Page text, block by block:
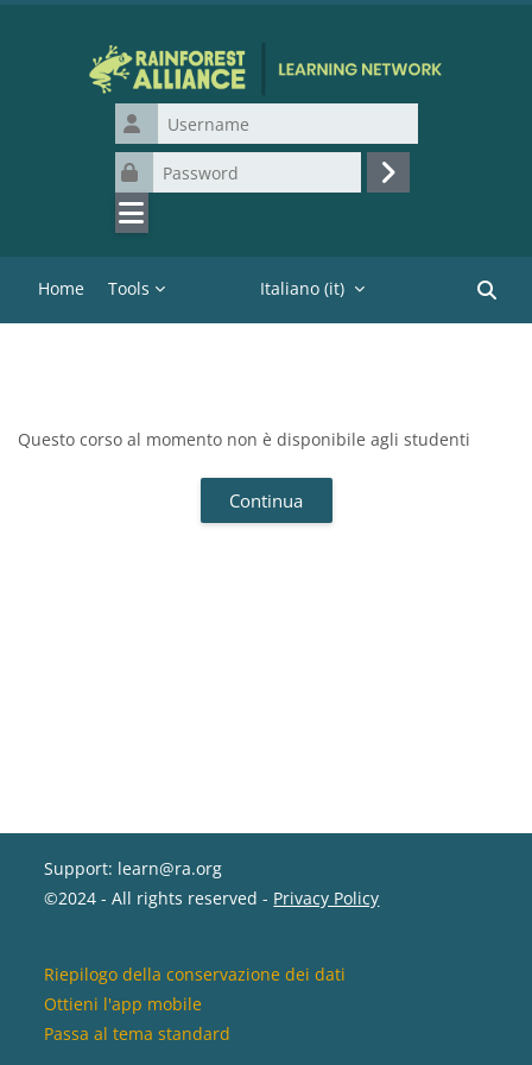
Username
Password
Login
Home Tools Italiano ‎(it)‎
Cerca
Questo corso al momento non è disponibile agli studenti
Continua
Support: learn@ra.org
©2024 - All rights reserved - Privacy Policy
Riepilogo della conservazione dei dati
Ottieni l'app mobile
Passa al tema standard